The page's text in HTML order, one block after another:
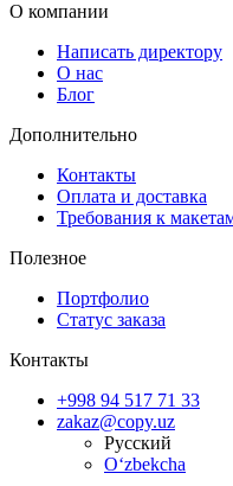
О компании
Написать директору
О нас
Блог
Дополнительно
Контакты
Оплата и доставка
Требования к
Полезное
Портфолио
Статус заказа
Контакты
+998 94 517 71 33
zakaz@copy.uz
Русский
O‘zbekcha